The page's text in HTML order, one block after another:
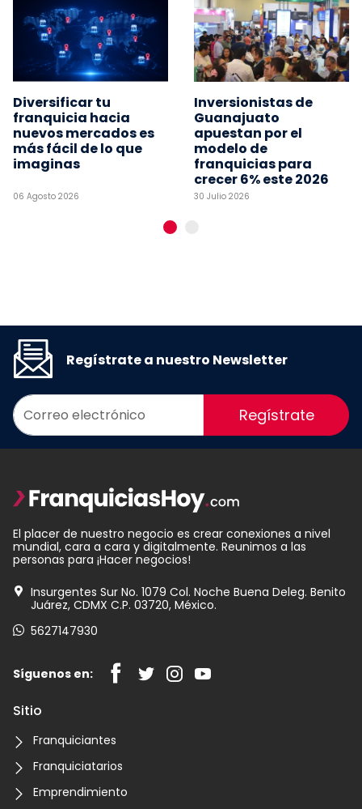
Diversificar tu
franquicia hacia
nuevos mercados es
más fácil de lo que
imaginas
06 Agosto 2026
Inversionistas de
Guanajuato
apuestan por el
modelo de
franquicias para
crecer 6% este 2026
30 Julio 2026
Regístrate a nuestro Newsletter
Regístrate
El placer de nuestro negocio es crear conexiones a nivel
mundial, cara a cara y digitalmente. Reunimos a las
personas para ¡Hacer negocios!
Insurgentes Sur No. 1079 Col. Noche Buena Deleg. Benito
Juárez, CDMX C.P. 03720, México.
5627147930
Síguenos en:
Sitio
Franquiciantes
Franquiciatarios
Emprendimiento